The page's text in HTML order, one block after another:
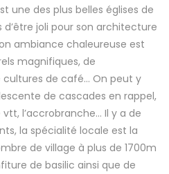
une des plus belles églises de
d’être joli pour son architecture
ambiance chaleureuse est
magnifiques, de
cultures de café… On peut y
de cascades en rappel,
l’accrobranche… Il y a de
la spécialité locale est la
de village à plus de 1700m
de basilic ainsi que de